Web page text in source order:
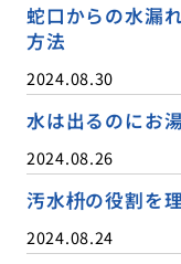
蛇口からの水漏
方法
2024.08.30
水は出るのにお
2024.08.26
汚水枡の役割を
2024.08.24